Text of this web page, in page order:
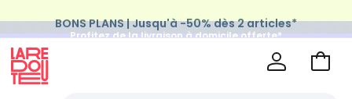
Profitez de la livraison à domicile offerte*
sur tous vos achats Mode & Maison
Aller